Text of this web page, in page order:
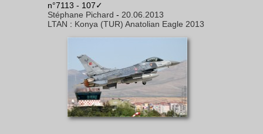
n°7113 - 107✓
Stéphane Pichard - 20.06.2013
LTAN : Konya (TUR) Anatolian Eagle 2013